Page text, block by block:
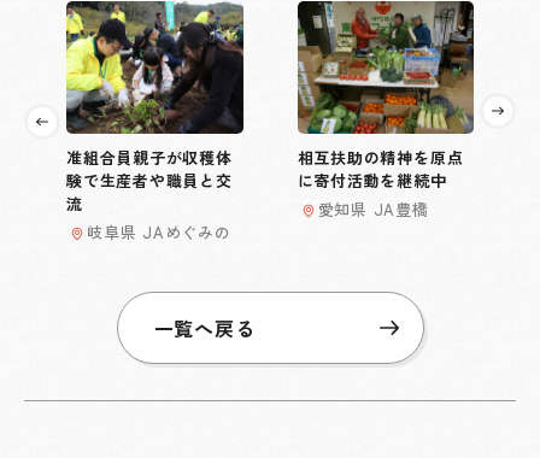
准組合員親子が収穫体
験で生産者や職員と交
流
岐阜県 JAめぐみの
相互扶助の精神を原点
に寄付活動を継続中
愛知県 JA豊橋
一覧へ戻る